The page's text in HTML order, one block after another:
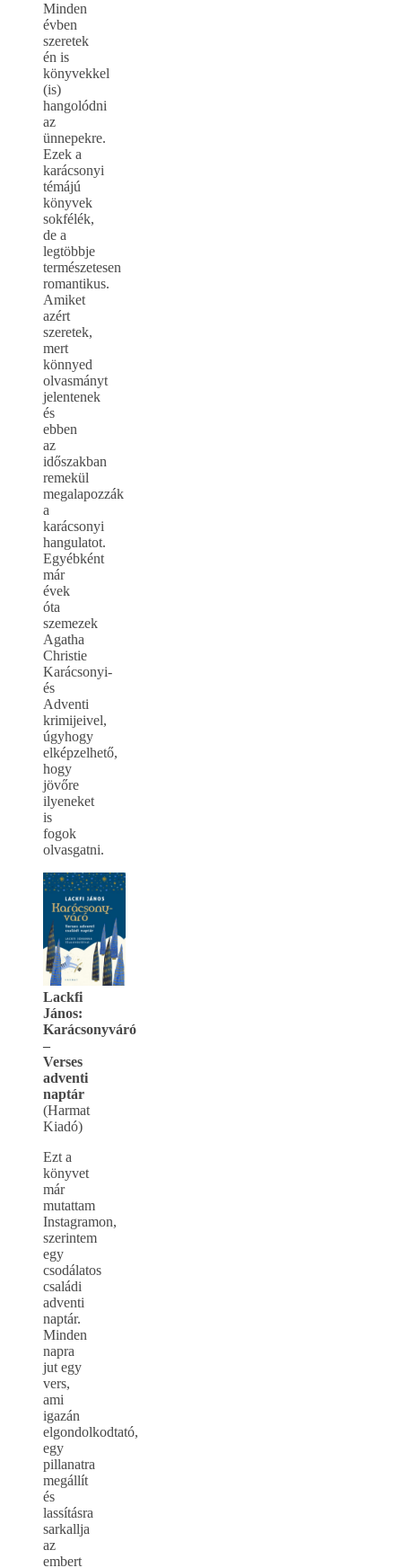
Minden
évben
szeretek
én is
könyvekkel
(is)
hangolódni
az
ünnepekre.
Ezek a
karácsonyi
témájú
könyvek
sokfélék,
de a
legtöbbje
természetesen
romantikus.
Amiket
azért
szeretek,
mert
könnyed
olvasmányt
jelentenek
és
ebben
az
időszakban
remekül
megalapozzák
a
karácsonyi
hangulatot.
Egyébként
már
évek
óta
szemezek
Agatha
Christie
Karácsonyi-
és
Adventi
krimijeivel,
úgyhogy
elképzelhető,
hogy
jövőre
ilyeneket
is
fogok
olvasgatni.
Lackfi
János:
Karácsonyváró
–
Verses
adventi
naptár
(Harmat
Kiadó)
Ezt a
könyvet
már
mutattam
Instagramon,
szerintem
egy
csodálatos
családi
adventi
naptár.
Minden
napra
jut egy
vers,
ami
igazán
elgondolkodtató,
egy
pillanatra
megállít
és
lassításra
sarkallja
az
embert